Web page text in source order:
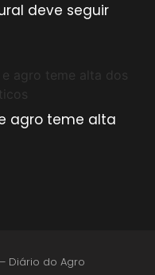
deve seguir
agro teme alta
Diário do Agro